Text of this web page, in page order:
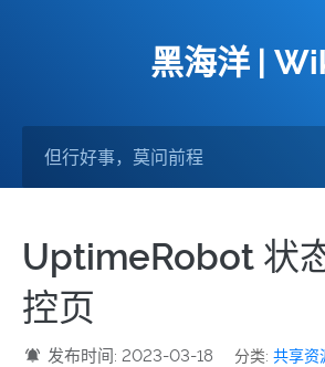
黑海洋 |
UptimeRobot 状
控页
发布时间: 2023-03-18 分类:共享